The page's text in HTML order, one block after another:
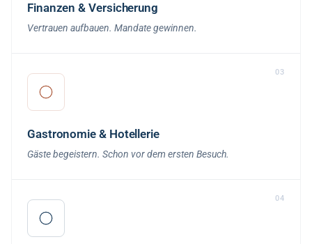
Finanzen & Versicherung
Vertrauen aufbauen. Mandate gewinnen.
03
Gastronomie & Hotellerie
Gäste begeistern. Schon vor dem ersten Besuch.
04